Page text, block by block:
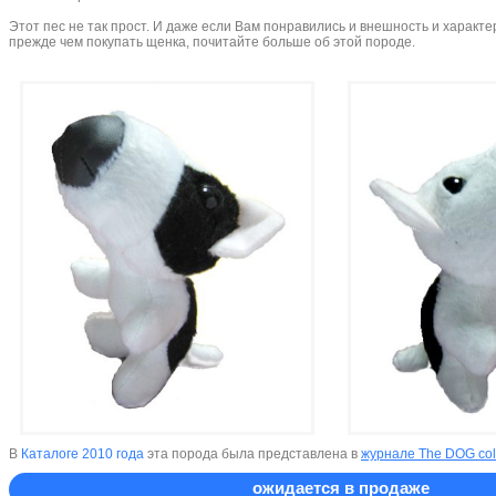
Этот пес не так прост. И даже если Вам понравились и внешность и
прежде чем покупать щенка, почитайте больше об этой породе.
В Каталоге 2010 года эта порода была представлена в журнале The DOG
ожидается в продаже